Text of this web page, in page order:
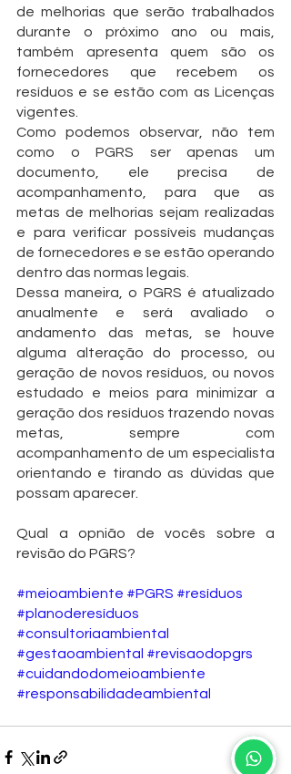
de melhorias que serão trabalhados
durante o próximo ano ou mais,
também apresenta quem são os
fornecedores que recebem os
resíduos e se estão com as Licenças
vigentes.
Como podemos observar, não tem
como o PGRS ser apenas um
documento, ele precisa de
acompanhamento, para que as
metas de melhorias sejam realizadas
e para verificar possíveis mudanças
de fornecedores e se estão operando
dentro das normas legais.
Dessa maneira, o PGRS é atualizado
anualmente e será avaliado o
andamento das metas, se houve
alguma alteração do processo, ou
geração de novos resíduos, ou novos
estudado e meios para minimizar a
geração dos resíduos trazendo novas
metas, sempre com
acompanhamento de um especialista
orientando e tirando as dúvidas que
possam aparecer.
Qual a opnião de vocês sobre a
revisão do PGRS?
#meioambiente #PGRS #resíduos
#planoderesíduos
#consultoriaambiental
#gestaoambiental #revisaodopgrs
#cuidandodomeioambiente
#responsabilidadeambiental